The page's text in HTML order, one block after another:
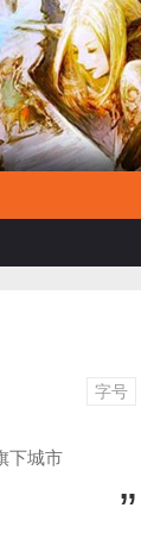
字号
下城市